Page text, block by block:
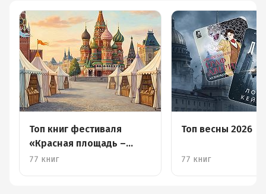
Топ книг фестиваля
«Красная площадь –
2026»
77 книг
Топ весны 2026
77 книг